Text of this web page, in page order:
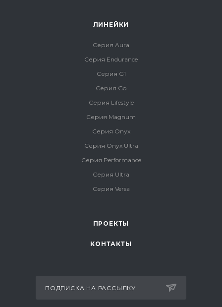
ЛИНЕЙКИ
Серия Aura
Серия Endurance
Серия G1
Серия Go
Серия Lifestyle
Серия Magnum
Серия Onyx
Серия Onyx Ultra
Серия Performance
Серия Ultra
Серия Versa
ПРОЕКТЫ
КОНТАКТЫ
ПОДПИСКА НА РАССЫЛКУ